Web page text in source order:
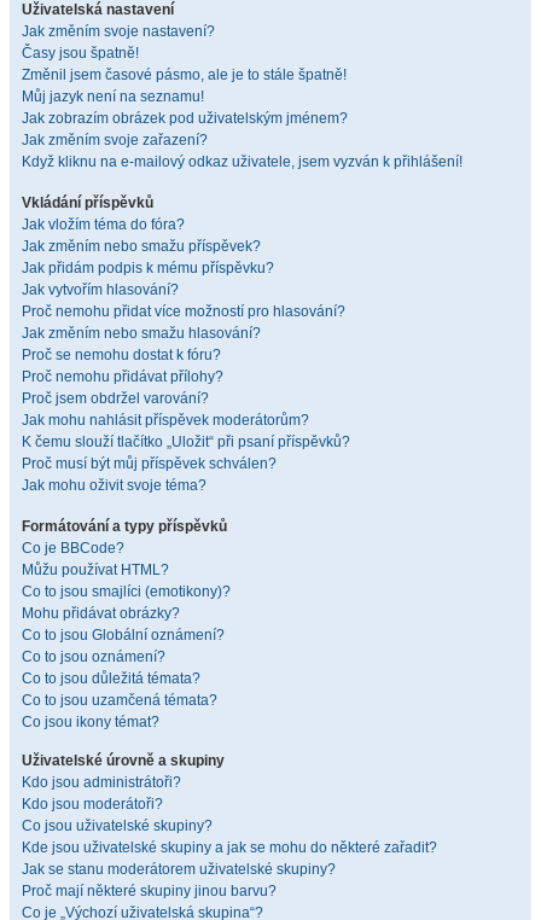
Uživatelská nastavení
Jak změním svoje nastavení?
Časy jsou špatně!
Změnil jsem časové pásmo, ale je to stále špatně!
Můj jazyk není na seznamu!
Jak zobrazím obrázek pod uživatelským jménem?
Jak změním svoje zařazení?
Když kliknu na e-mailový odkaz uživatele, jsem vyzván k přihlášení!
Vkládání příspěvků
Jak vložím téma do fóra?
Jak změním nebo smažu příspěvek?
Jak přidám podpis k mému příspěvku?
Jak vytvořím hlasování?
Proč nemohu přidat více možností pro hlasování?
Jak změním nebo smažu hlasování?
Proč se nemohu dostat k fóru?
Proč nemohu přidávat přílohy?
Proč jsem obdržel varování?
Jak mohu nahlásit příspěvek moderátorům?
K čemu slouží tlačítko „Uložit“ při psaní příspěvků?
Proč musí být můj příspěvek schválen?
Jak mohu oživit svoje téma?
Formátování a typy příspěvků
Co je BBCode?
Můžu používat HTML?
Co to jsou smajlíci (emotikony)?
Mohu přidávat obrázky?
Co to jsou Globální oznámení?
Co to jsou oznámení?
Co to jsou důležitá témata?
Co to jsou uzamčená témata?
Co jsou ikony témat?
Uživatelské úrovně a skupiny
Kdo jsou administrátoři?
Kdo jsou moderátoři?
Co jsou uživatelské skupiny?
Kde jsou uživatelské skupiny a jak se mohu do některé zařadit?
Jak se stanu moderátorem uživatelské skupiny?
Proč mají některé skupiny jinou barvu?
Co je „Výchozí uživatelská skupina“?